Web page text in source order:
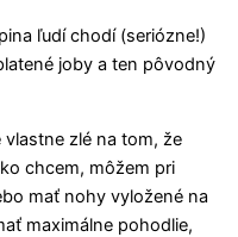
ľudí chodí (seriózne!)
joby a ten pôvodný
zlé na tom, že
chcem, môžem pri
mať nohy vyložené na
maximálne pohodlie,